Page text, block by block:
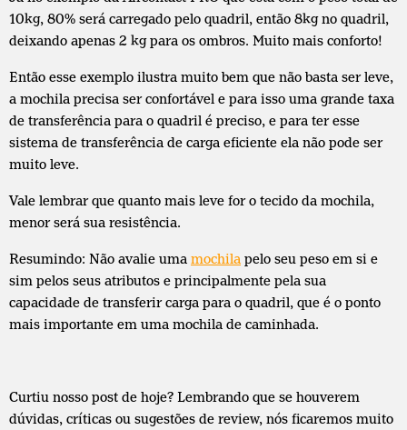
10kg, 80% será carregado pelo quadril, então 8kg no quadril,
deixando apenas 2 kg para os ombros. Muito mais conforto!
Então esse exemplo ilustra muito bem que não basta ser leve,
a mochila precisa ser confortável e para isso uma grande taxa
de transferência para o quadril é preciso, e para ter esse
sistema de transferência de carga eficiente ela não pode ser
muito leve.
Vale lembrar que quanto mais leve for o tecido da mochila,
menor será sua resistência.
Resumindo: Não avalie uma mochila pelo seu peso em si e
sim pelos seus atributos e principalmente pela sua
capacidade de transferir carga para o quadril, que é o ponto
mais importante em uma mochila de caminhada.
Curtiu nosso post de hoje? Lembrando que se houverem
dúvidas, críticas ou sugestões de review, nós ficaremos muito